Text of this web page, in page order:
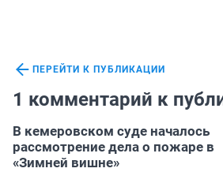
ПЕРЕЙТИ К ПУБЛИКАЦИИ
1 комментарий к
В кемеровском суде началось
рассмотрение дела о пожаре в
«Зимней вишне»